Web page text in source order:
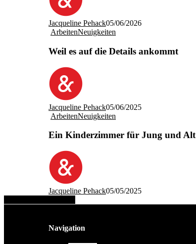
Jacqueline Pehack05/06/2026
ArbeitenNeuigkeiten
Weil es auf die Details ankommt
Jacqueline Pehack05/06/2025
ArbeitenNeuigkeiten
Ein Kinderzimmer für Jung und Alt
Jacqueline Pehack05/05/2025
Navigation